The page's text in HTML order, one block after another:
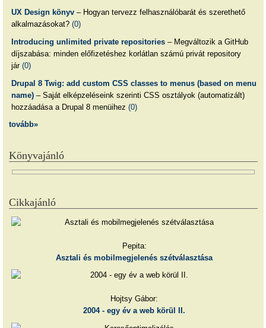
UX Design könyv– Hogyan tervezz felhasználóbarát és szerethető
alkalmazásokat? (0)
Introducing unlimited private repositories– Megváltozik a GitHub
díjszabása: minden előfizetéshez korlátlan számú privát repository
jár (0)
Drupal 8 Twig: add custom CSS classes to menus (based on menu
name)– Saját elképzeléseink szerinti CSS osztályok (automatizált)
hozzáadása a Drupal 8 menüihez (0)
tovább»
Könyvajánló
Cikkajánló
Pepita:
Asztali és mobilmegjelenés szétválasztása
Hojtsy Gábor:
2004 - egy év a web körül II.